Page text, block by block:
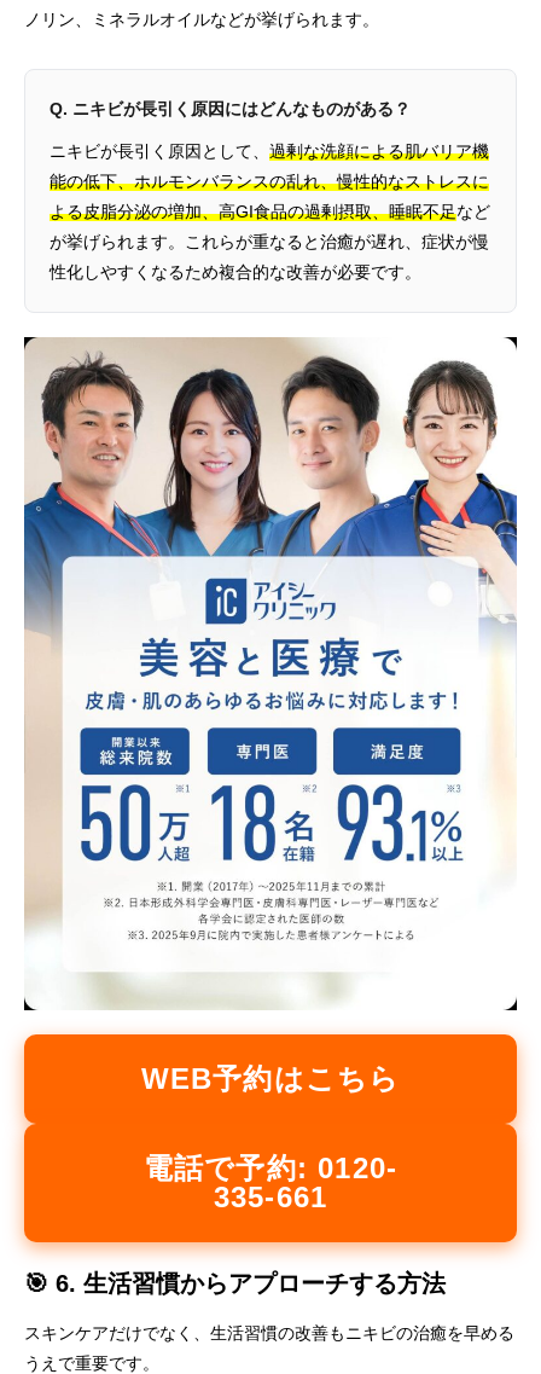
ノリン、ミネラルオイルなどが挙げられます。
Q. ニキビが長引く原因にはどんなものがある？
ニキビが長引く原因として、 過剰な洗顔による肌バリア機
能の低下、ホルモンバランスの乱れ、慢性的なストレスに
よる皮脂分泌の増加、高GI食品の過剰摂取、睡眠不足など
が挙げられます。これらが重なると治癒が遅れ、症状が慢
性化しやすくなるため複合的な改善が必要です。
WEB予約はこちら
電話で予約: 0120-
335-661
🎯 6. 生活習慣からアプローチする方法
スキンケアだけでなく、生活習慣の改善もニキビの治癒を早める
うえで重要です。